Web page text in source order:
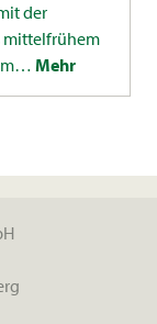
der
mittelfrühem
Mehr